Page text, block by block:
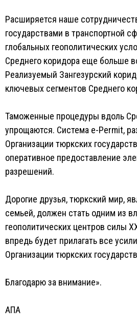
Расширяется наше
государствами в транспортной
глобальных геополитических
Среднего коридора еще больше
Реализуемый Зангезурский
ключевых сегментов Среднего
Таможенные процедуры вдоль
упрощаются. Система e-Permit,
Организации тюркских
оперативное предоставление
разрешений.
Дорогие друзья, тюркский мир,
семьей, должен стать одним из
геополитических центров силы
впредь будет прилагать все
Организации тюркских
Благодарю за внимание».
АПА